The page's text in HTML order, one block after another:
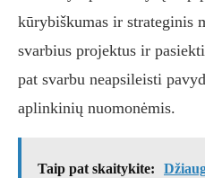
kūrybiškumas ir strateginis
svarbius projektus ir
pat svarbu neapsileisti
aplinkinių nuomonėmis.
Taip pat skaitykite: